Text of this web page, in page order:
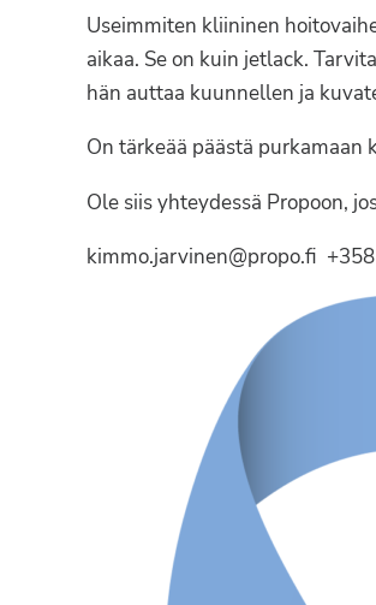
jäsenjärjestö.
Useimmiten kliininen
aikaa. Se on kuin jetlack.
hän auttaa kuunnellen ja
On tärkeää päästä
Ole siis yhteydessä Propoon,
kimmo.jarvinen@propo.fi